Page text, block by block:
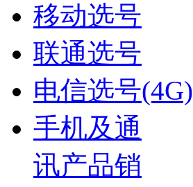
移动选号
联通选号
电信选号(4G)
手机及通
讯产品销